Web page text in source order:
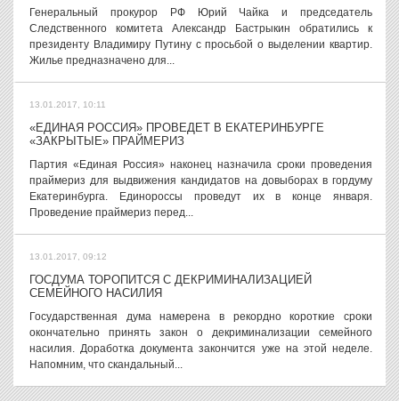
Генеральный прокурор РФ Юрий Чайка и председатель
Следственного комитета Александр Бастрыкин обратились к
президенту Владимиру Путину с просьбой о выделении квартир.
Жилье предназначено для...
13.01.2017, 10:11
«ЕДИНАЯ РОССИЯ» ПРОВЕДЕТ В ЕКАТЕРИНБУРГЕ
«ЗАКРЫТЫЕ» ПРАЙМЕРИЗ
Партия «Единая Россия» наконец назначила сроки проведения
праймериз для выдвижения кандидатов на довыборах в гордуму
Екатеринбурга. Единороссы проведут их в конце января.
Проведение праймериз перед...
13.01.2017, 09:12
ГОСДУМА ТОРОПИТСЯ С ДЕКРИМИНАЛИЗАЦИЕЙ
СЕМЕЙНОГО НАСИЛИЯ
Государственная дума намерена в рекордно короткие сроки
окончательно принять закон о декриминализации семейного
насилия. Доработка документа закончится уже на этой неделе.
Напомним, что скандальный...